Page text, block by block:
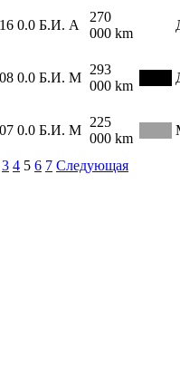
0.0 Б.И. А
270
000 km
0.0 Б.И. М
293
000 km
0.0 Б.И. М
225
000 km
3 4 5 6 7 Следующая